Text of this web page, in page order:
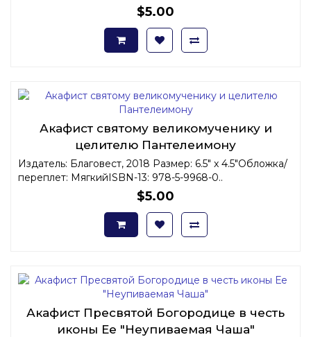
$5.00
Акафист святому великомученику и
целителю Пантелеимону
Издатель: Благовест, 2018 Размер: 6.5" x 4.5"Обложка/
переплет: МягкийISBN-13: 978-5-9968-0..
$5.00
Акафист Пресвятой Богородице в честь
иконы Ее "Неупиваемая Чаша"